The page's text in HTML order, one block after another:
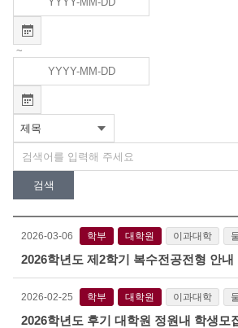
~
검색
2026-03-06 학부 대학원 이과대학
2026학년도 제2학기 복수전공전형 안내
2026-02-25 학부 대학원 이과대학
2026학년도 후기 대학원 정원내 학생모